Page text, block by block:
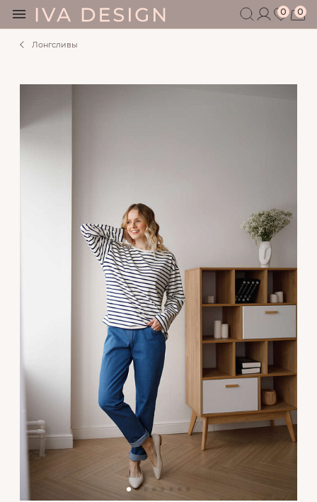
0 0
МУЖЧИНАМ
ДЕТЯМ
+7 495 401 6950
Лонгсливы